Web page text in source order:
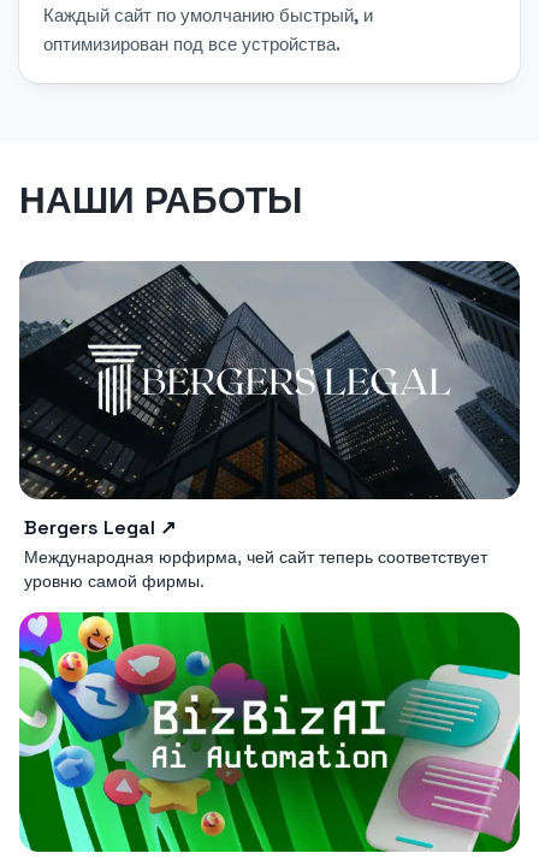
Каждый сайт по умолчанию быстрый, и
оптимизирован под все устройства.
НАШИ РАБОТЫ
Bergers Legal ↗
Международная юрфирма, чей сайт теперь соответствует
уровню самой фирмы.